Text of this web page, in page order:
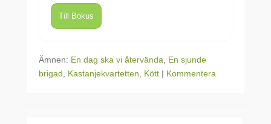
Till Bokus
Ämnen: En dag ska vi återvända
En sjunde
brigad
Kastanjekvartetten Kött | Kommentera